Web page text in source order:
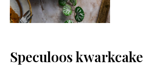
Speculoos kwarkcake